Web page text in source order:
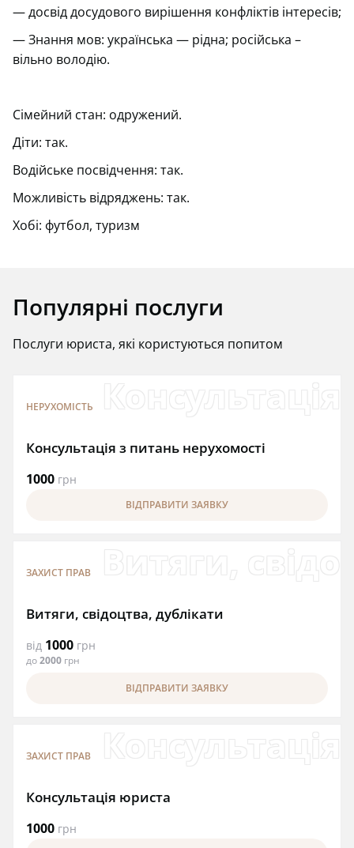
— досвід досудового вирішення конфліктів інтересів;
— Знання мов: українська — рідна; російська –
вільно володію.
Сімейний стан: одружений.
Діти: так.
Водійське посвідчення: так.
Можливість відряджень: так.
Хобі: футбол, туризм
Популярні послуги
Послуги юриста, які користуються попитом
НЕРУХОМІСТЬ
Консультація з питань нерухомості
1000 грн
ВІДПРАВИТИ ЗАЯВКУ
ЗАХИСТ ПРАВ
Витяги, свідоцтва, дублікати
від 1000 грн
до2000 грн
ВІДПРАВИТИ ЗАЯВКУ
ЗАХИСТ ПРАВ
Консультація юриста
1000 грн